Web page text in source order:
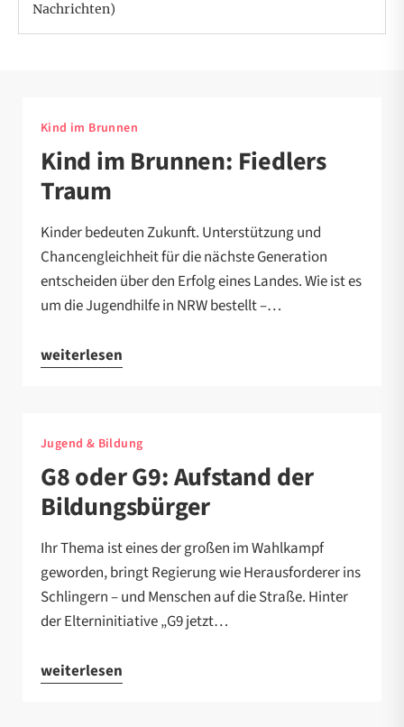
Nachrichten)
Kind im Brunnen
Kind im Brunnen: Fiedlers
Traum
Kinder bedeuten Zukunft. Unterstützung und
Chancengleichheit für die nächste Generation
entscheiden über den Erfolg eines Landes. Wie ist es
um die Jugendhilfe in NRW bestellt –…
weiterlesen
Jugend & Bildung
G8 oder G9: Aufstand der
Bildungsbürger
Ihr Thema ist eines der großen im Wahlkampf
geworden, bringt Regierung wie Herausforderer ins
Schlingern – und Menschen auf die Straße. Hinter
der Elterninitiative „G9 jetzt…
weiterlesen